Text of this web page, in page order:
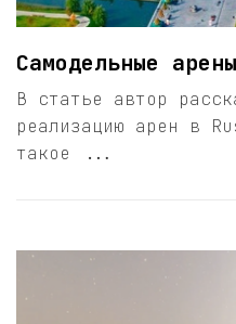
Самодельные
В статье автор
реализацию арен в
такое ...